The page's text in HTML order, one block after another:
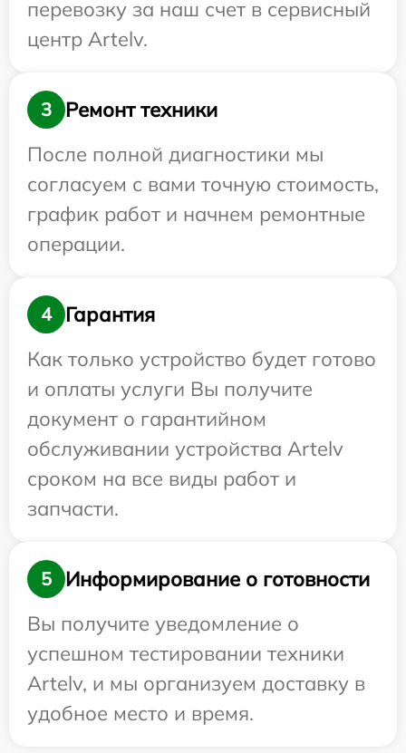
перевозку за наш счет в сервисный
центр Artelv.
3
Ремонт техники
После полной диагностики мы
согласуем с вами точную стоимость,
график работ и начнем ремонтные
операции.
4
Гарантия
Как только устройство будет готово
и оплаты услуги Вы получите
документ о гарантийном
обслуживании устройства Artelv
сроком на все виды работ и
запчасти.
5
Информирование о готовности
Вы получите уведомление о
успешном тестировании техники
Artelv, и мы организуем доставку в
удобное место и время.